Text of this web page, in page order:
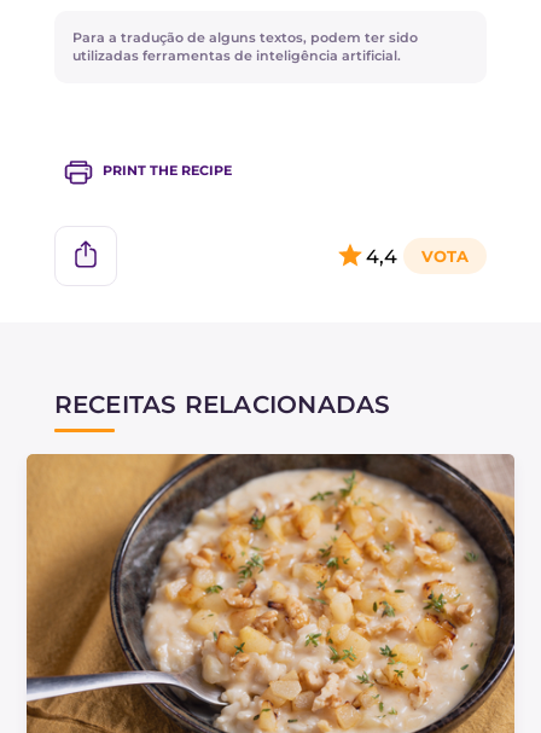
Para a tradução de alguns textos, podem ter sido
utilizadas ferramentas de inteligência artificial.
PRINT THE RECIPE
4,4
RECEITAS RELACIONADAS